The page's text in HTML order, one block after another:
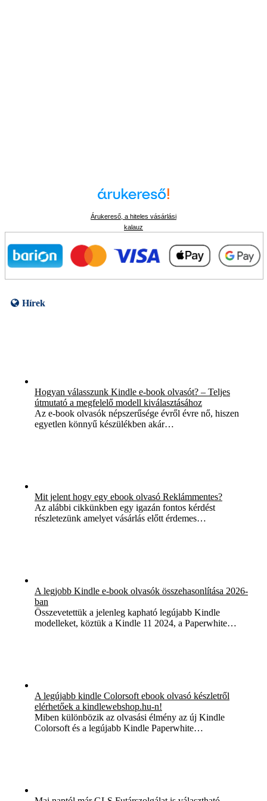
Árukereső, a hiteles vásárlási
kalauz
Hírek
Hogyan válasszunk Kindle e-book olvasót? – Teljes
útmutató a megfelelő modell kiválasztásához
Az e-book olvasók népszerűsége évről évre nő, hiszen
egyetlen könnyű készülékben akár…
Mit jelent hogy egy ebook olvasó Reklámmentes?
Az alábbi cikkünkben egy igazán fontos kérdést
részletezünk amelyet vásárlás előtt érdemes…
A legjobb Kindle e-book olvasók összehasonlítása 2026-
ban
Összevetettük a jelenleg kapható legújabb Kindle
modelleket, köztük a Kindle 11 2024, a Paperwhite…
A legújabb kindle Colorsoft ebook olvasó készletről
elérhetőek a kindlewebshop.hu-n!
Miben különbözik az olvasási élmény az új Kindle
Colorsoft és a legújabb Kindle Paperwhite…